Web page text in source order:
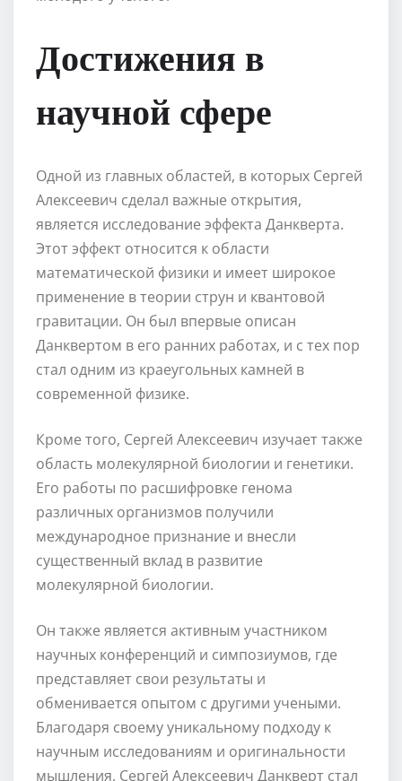
Достижения в
научной сфере
Одной из главных областей, в которых Сергей
Алексеевич сделал важные открытия,
является исследование эффекта Данкверта.
Этот эффект относится к области
математической физики и имеет широкое
применение в теории струн и квантовой
гравитации. Он был впервые описан
Данквертом в его ранних работах, и с тех пор
стал одним из краеугольных камней в
современной физике.
Кроме того, Сергей Алексеевич изучает также
область молекулярной биологии и генетики.
Его работы по расшифровке генома
различных организмов получили
международное признание и внесли
существенный вклад в развитие
молекулярной биологии.
Он также является активным участником
научных конференций и симпозиумов, где
представляет свои результаты и
обменивается опытом с другими учеными.
Благодаря своему уникальному подходу к
научным исследованиям и оригинальности
мышления, Сергей Алексеевич Данкверт стал